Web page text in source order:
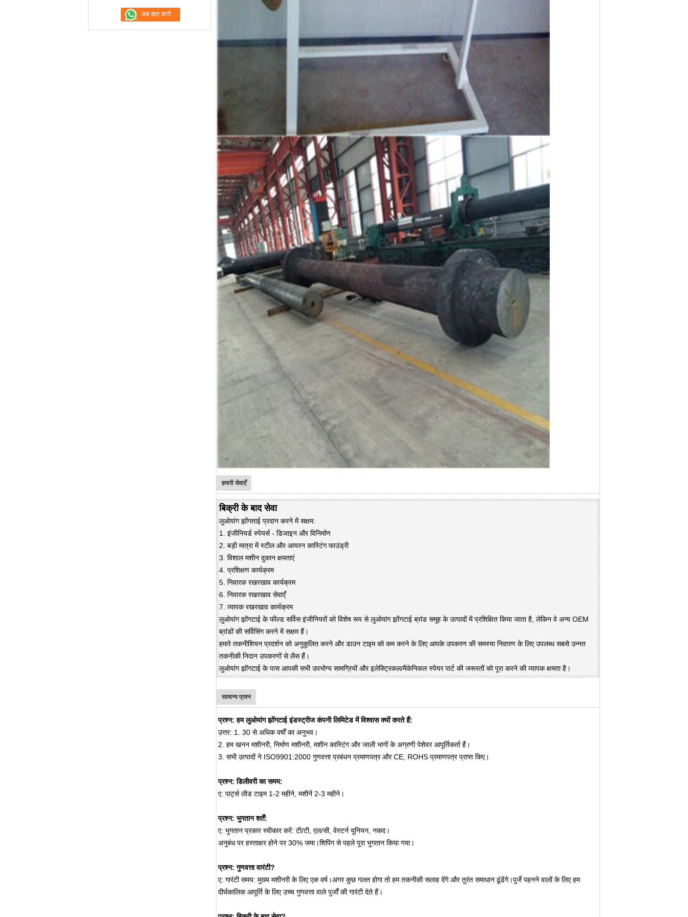
हमारी सेवाएँ
बिक्री के बाद सेवा
लुओयांग झोंगताई प्रदान करने में सक्षम:
1. इंजीनियर्ड स्पेयर्स - डिजाइन और विनिर्माण
2. बड़ी मात्रा में स्टील और आयरन कास्टिंग फाउंड्री
3. विशाल मशीन दुकान क्षमताएं
4. प्रशिक्षण कार्यक्रम
5. निवारक रखरखाव कार्यक्रम
6. निवारक रखरखाव सेवाएँ
7. व्यापक रखरखाव कार्यक्रम
लुओयांग झोंगटाई के फील्ड सर्विस इंजीनियरों को विशेष रूप से लुओयांग झोंगटाई ब्रांड समूह के उत्पादों में प्रशिक्षित किया जाता है, लेकिन वे अन्य OEM
ब्रांडों की सर्विसिंग करने में सक्षम हैं।
हमारे तकनीशियन प्रदर्शन को अनुकूलित करने और डाउन टाइम को कम करने के लिए आपके उपकरण की समस्या निवारण के लिए उपलब्ध सबसे उन्नत
तकनीकी निदान उपकरणों से लैस हैं।
लुओयांग झोंगटाई के पास आपकी सभी उपभोग्य सामग्रियों और इलेक्ट्रिकल/मैकेनिकल स्पेयर पार्ट की जरूरतों को पूरा करने की व्यापक क्षमता है।
सामान्य प्रश्न
प्रश्न: हम लुओयांग झोंगटाई इंडस्ट्रीज कंपनी लिमिटेड में विश्वास क्यों करते हैं:
उत्तर: 1. 30 से अधिक वर्षों का अनुभव।
2. हम खनन मशीनरी, निर्माण मशीनरी, मशीन कास्टिंग और जाली भागों के अग्रणी पेशेवर आपूर्तिकर्ता हैं।
3. सभी उत्पादों ने ISO9901:2000 गुणवत्ता प्रबंधन प्रमाणपत्र और CE, ROHS प्रमाणपत्र प्राप्त किए।
प्रश्न: डिलीवरी का समय:
ए: पार्ट्स लीड टाइम 1-2 महीने, मशीनें 2-3 महीने।
प्रश्न: भुगतान शर्तें:
ए: भुगतान प्रकार स्वीकार करें: टी/टी, एल/सी, वेस्टर्न यूनियन, नकद।
अनुबंध पर हस्ताक्षर होने पर 30% जमा।शिपिंग से पहले पूरा भुगतान किया गया।
प्रश्न: गुणवत्ता वारंटी?
ए: गारंटी समय: मुख्य मशीनरी के लिए एक वर्ष।अगर कुछ गलत होगा तो हम तकनीकी सलाह देंगे और तुरंत समाधान ढूंढेंगे।पुर्जे पहनने वालों के लिए हम
दीर्घकालिक आपूर्ति के लिए उच्च गुणवत्ता वाले पुर्जों की गारंटी देते हैं।